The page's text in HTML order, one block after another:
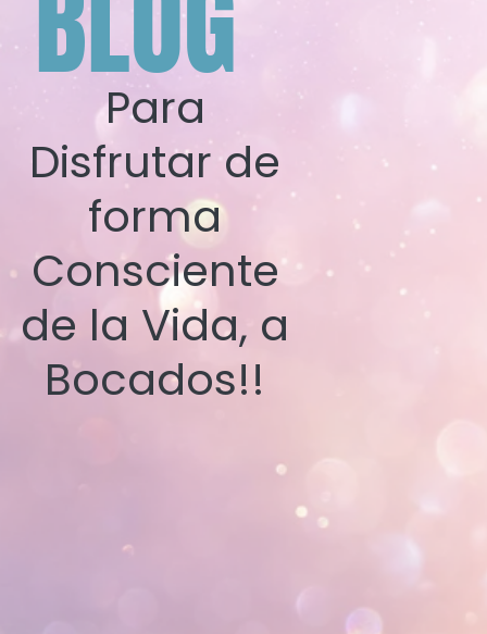
Para
Disfrutar de
forma
Consciente
de la Vida, a
Bocados!!